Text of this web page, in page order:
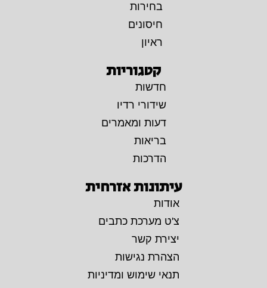
בחירות
חיסונים
ראיון
קטגוריות
חדשות
שידורי רדיו
דעות ומאמרים
בריאות
הדרכות
עיתונות אזרחית
אודות
צ'ט מערכת כתבים
יצירת קשר
הצהרת נגישות
תנאי שימוש ומדיניות